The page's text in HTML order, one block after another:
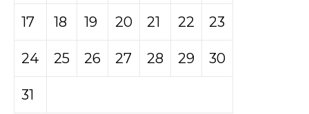
17 18 19 20 21 22 23
24 25 26 27 28 29 30
31